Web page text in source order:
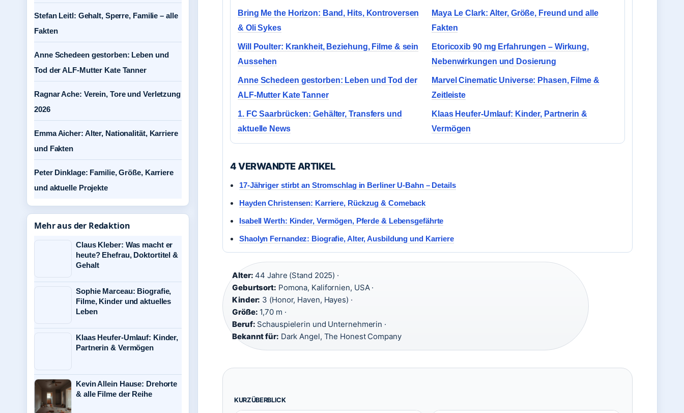
Bring Me the Horizon: Band, Hits, Kontroversen
& Oli Sykes
Maya Le Clark: Alter, Größe, Freund und alle
Fakten
Will Poulter: Krankheit, Beziehung, Filme & sein
Aussehen
Etoricoxib 90 mg Erfahrungen – Wirkung,
Nebenwirkungen und Dosierung
Anne Schedeen gestorben: Leben und Tod der
ALF-Mutter Kate Tanner
Marvel Cinematic Universe: Phasen, Filme &
Zeitleiste
1. FC Saarbrücken: Gehälter, Transfers und
aktuelle News
Klaas Heufer-Umlauf: Kinder, Partnerin &
Vermögen
4 VERWANDTE ARTIKEL
17-Jähriger stirbt an Stromschlag in Berliner U-Bahn – Details
Hayden Christensen: Karriere, Rückzug & Comeback
Isabell Werth: Kinder, Vermögen, Pferde & Lebensgefährte
Shaolyn Fernandez: Biografie, Alter, Ausbildung und Karriere
Alter: 44 Jahre (Stand 2025) ·
Geburtsort: Pomona, Kalifornien, USA ·
Kinder: 3 (Honor, Haven, Hayes) ·
Größe: 1,70 m ·
Beruf: Schauspielerin und Unternehmerin ·
Bekannt für: Dark Angel, The Honest Company
KURZÜBERBLICK
Stefan Leitl: Gehalt, Sperre, Familie – alle
Fakten
Anne Schedeen gestorben: Leben und
Tod der ALF-Mutter Kate Tanner
Ragnar Ache: Verein, Tore und Verletzung
2026
Emma Aicher: Alter, Nationalität, Karriere
und Fakten
Peter Dinklage: Familie, Größe, Karriere
und aktuelle Projekte
Mehr aus der Redaktion
Claus Kleber: Was macht er
heute? Ehefrau, Doktortitel &
Gehalt
Sophie Marceau: Biografie,
Filme, Kinder und aktuelles
Leben
Klaas Heufer-Umlauf: Kinder,
Partnerin & Vermögen
Kevin Allein Hause: Drehorte
& alle Filme der Reihe